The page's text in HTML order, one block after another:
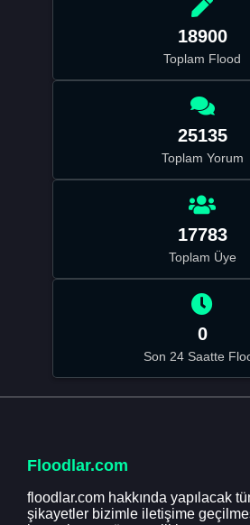
18900
Toplam Flood
25135
Toplam Yorum
17783
Toplam Üye
0
Son 24 Saatte
Floodlar.com
floodlar.com hakkında yapılacak
şikayetler bizimle iletişime